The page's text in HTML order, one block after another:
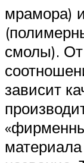
мрамора)
смолы). От
зависит